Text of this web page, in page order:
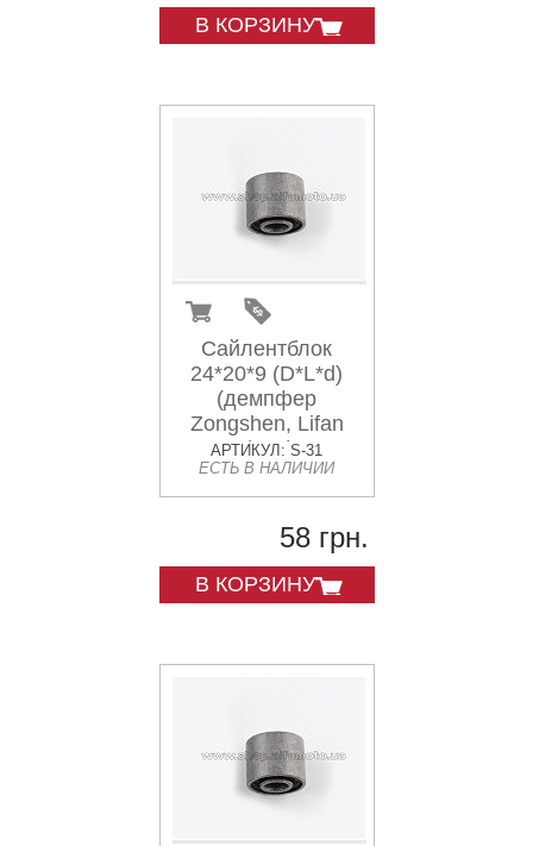
В КОРЗИНУ
Сайлентблок
24*20*9 (D*L*d)
(демпфер
Zongshen, Lifan
125/150) JS
АРТИКУЛ: S-31
ЕСТЬ В НАЛИЧИИ
58 грн.
В КОРЗИНУ